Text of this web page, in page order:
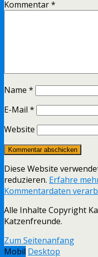
Kommentar*
Name *
E-Mail *
Website
Diese Website
reduzieren. Erfahre
Kommentardaten
Alle Inhalte Copyright
Katzenfreunde.
Zum Seitenanfang
Mobil Desktop